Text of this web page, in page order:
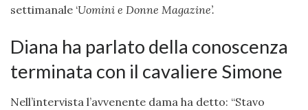
settimanale ‘Uomini e Donne Magazine’.
Diana ha parlato della conoscenza
terminata con il cavaliere Simone
Nell’intervista l’avvenente dama ha detto: “Stavo